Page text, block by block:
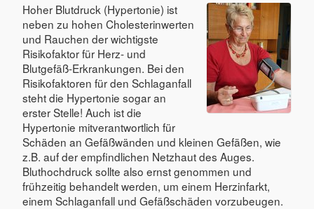
Hoher Blutdruck (Hypertonie) ist
neben zu hohen Cholesterinwerten
und Rauchen der wichtigste
Risikofaktor für Herz- und
Blutgefäß-Erkrankungen. Bei den
Risikofaktoren für den Schlaganfall
steht die Hypertonie sogar an
erster Stelle! Auch ist die
Hypertonie mitverantwortlich für
Schäden an Gefäßwänden und kleinen Gefäßen, wie
z.B. auf der empfindlichen Netzhaut des Auges.
Bluthochdruck sollte also ernst genommen und
frühzeitig behandelt werden, um einem Herzinfarkt,
einem Schlaganfall und Gefäßschäden vorzubeugen.